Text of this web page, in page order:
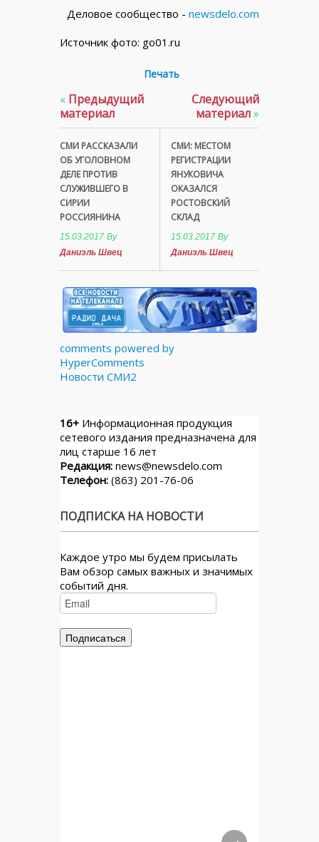
Деловое сообщество - newsdelo.com
Источник фото: go01.ru
Печать
« Предыдущий
материал
СМИ РАССКАЗАЛИ
ОБ УГОЛОВНОМ
ДЕЛЕ ПРОТИВ
СЛУЖИВШЕГО В
СИРИИ
РОССИЯНИНА
15.03.2017 By
Даниэль Швец
Следующий
материал»
СМИ: МЕСТОМ
РЕГИСТРАЦИИ
ЯНУКОВИЧА
ОКАЗАЛСЯ
РОСТОВСКИЙ
СКЛАД
15.03.2017 By
Даниэль Швец
comments powered by
HyperComments
Новости СМИ2
16+ Информационная продукция
сетевого издания предназначена для
лиц старше 16 лет
Редакция: news@newsdelo.com
Телефон: (863) 201-76-06
ПОДПИСКА НА НОВОСТИ
Каждое утро мы будем присылать
Вам обзор самых важных и значимых
событий дня.